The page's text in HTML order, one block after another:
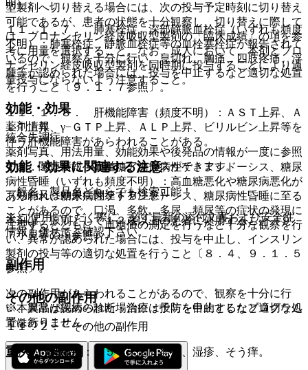
明）。
１１．１．７． 肺塞栓症、深部静脈血栓症（いずれも頻度
不明）：肺塞栓症、静脈血栓症等の血栓塞栓症が報告されて
いるので、観察を十分に行い、息切れ、胸痛、四肢疼痛、浮
腫等が認められた場合には、投与を中止するなど適切な処置
を行うこと〔９．１．７参照〕。
１１．１．８． 肝機能障害（頻度不明）：ＡＳＴ上昇、Ａ
ＬＴ上昇、γ−ＧＴＰ上昇、ＡＬＰ上昇、ビリルビン上昇等を
伴う肝機能障害があらわれることがある。
１１．１．９． 高血糖、糖尿病性ケトアシドーシス、糖尿
病性昏睡（いずれも頻度不明）：高血糖悪化や糖尿病悪化が
あらわれ、糖尿病性ケトアシドーシス、糖尿病性昏睡に至る
ことがあるので、口渇、多飲、多尿、頻尿等の症状の発現に
注意するとともに、血糖値の測定を行うなど十分な観察を行
い、異常が認められた場合には、投与を中止し、インスリン
製剤の投与等の適切な処置を行うこと〔８．４、９．１．５
参照〕。
その他の副作用
１１．２． その他の副作用
１）． 過敏症：（５％未満）発疹、湿疹、そう痒。
型製剤へ切り替える場合には、次の投与予定時刻に切り替え
可能であるが、患者の状態を十分観察し、切り替えに際して
は、ブロナンセリン経皮吸収型製剤の「臨床成績」の項を参
考に用量を選択すること。なお、成人において、本剤とブロ
ナンセリン経皮吸収型製剤を同時期に投与することにより過
量投与にならないよう注意すること。
効能・効果
統合失調症。
効能・効果に関連する注意
（効能又は効果に関連する注意）
本剤は、原則として１２歳以上の患者に使用すること〔９．
７小児等の項参照〕。
副作用
次の副作用があらわれることがあるので、観察を十分に行
い、異常が認められた場合には投与を中止するなど適切な処
置を行うこと。
重大な副作用
薬剤情報
薬剤写真、用法用量、効能効果や後発品の情報が一度に参照
でき、関連情報へ簡単にアクセスができます。
一般名、製品名どちらでも検索可能！
※ ご使用いただく際に、必ず最新の添付文書および安全性
情報も併せてご確認下さい。
※本製品は疾病の診断・治療・予防を目的としたプログラム
ではありません。